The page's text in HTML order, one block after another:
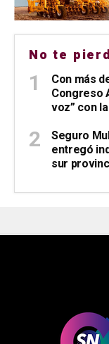
No te
Con más
Congreso
voz” con
Seguro
entregó
sur